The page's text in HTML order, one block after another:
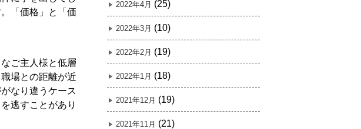
「価格」と「価
ご主人様と低層
場との距離が近
なり違うケース
逃すことがあり
2022年4月 (25)
2022年3月 (10)
2022年2月 (19)
2022年1月 (18)
2021年12月 (19)
2021年11月 (21)